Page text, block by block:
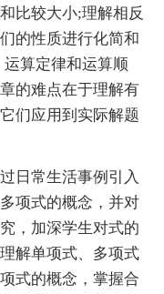
比较大小;理解相反
的性质进行化简和
算定律和运算顺
的难点在于理解有
们应用到实际解题
常生活事例引入
项式的概念，并对
，加深学生对式的
解单项式、多项式
式的概念，掌握合